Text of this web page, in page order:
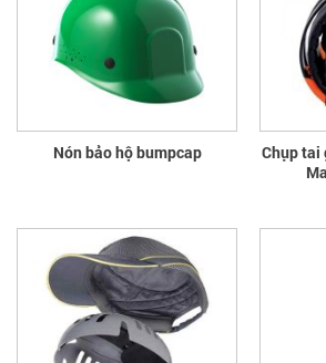
Nón bảo hộ bumpcap
Chụp tai